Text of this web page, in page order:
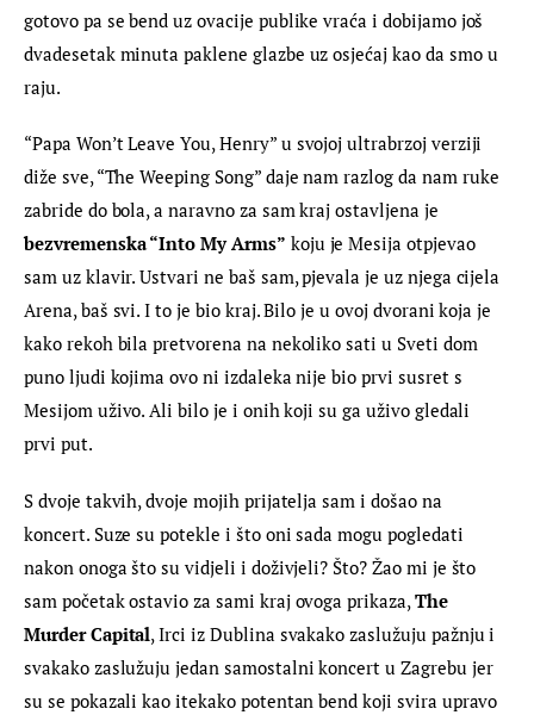
gotovo pa se bend uz ovacije publike vraća i dobijamo još
dvadesetak minuta paklene glazbe uz osjećaj kao da smo u
raju.
“Papa Won’t Leave You, Henry” u svojoj ultrabrzoj verziji
diže sve, “The Weeping Song” daje nam razlog da nam ruke
zabride do bola, a naravno za sam kraj ostavljena je
bezvremenska “Into My Arms” koju je Mesija otpjevao
sam uz klavir. Ustvari ne baš sam, pjevala je uz njega cijela
Arena, baš svi. I to je bio kraj. Bilo je u ovoj dvorani koja je
kako rekoh bila pretvorena na nekoliko sati u Sveti dom
puno ljudi kojima ovo ni izdaleka nije bio prvi susret s
Mesijom uživo. Ali bilo je i onih koji su ga uživo gledali
prvi put.
S dvoje takvih, dvoje mojih prijatelja sam i došao na
koncert. Suze su potekle i što oni sada mogu pogledati
nakon onoga što su vidjeli i doživjeli? Što? Žao mi je što
sam početak ostavio za sami kraj ovoga prikaza, The
Murder Capital, Irci iz Dublina svakako zaslužuju pažnju i
svakako zaslužuju jedan samostalni koncert u Zagrebu jer
su se pokazali kao itekako potentan bend koji svira upravo